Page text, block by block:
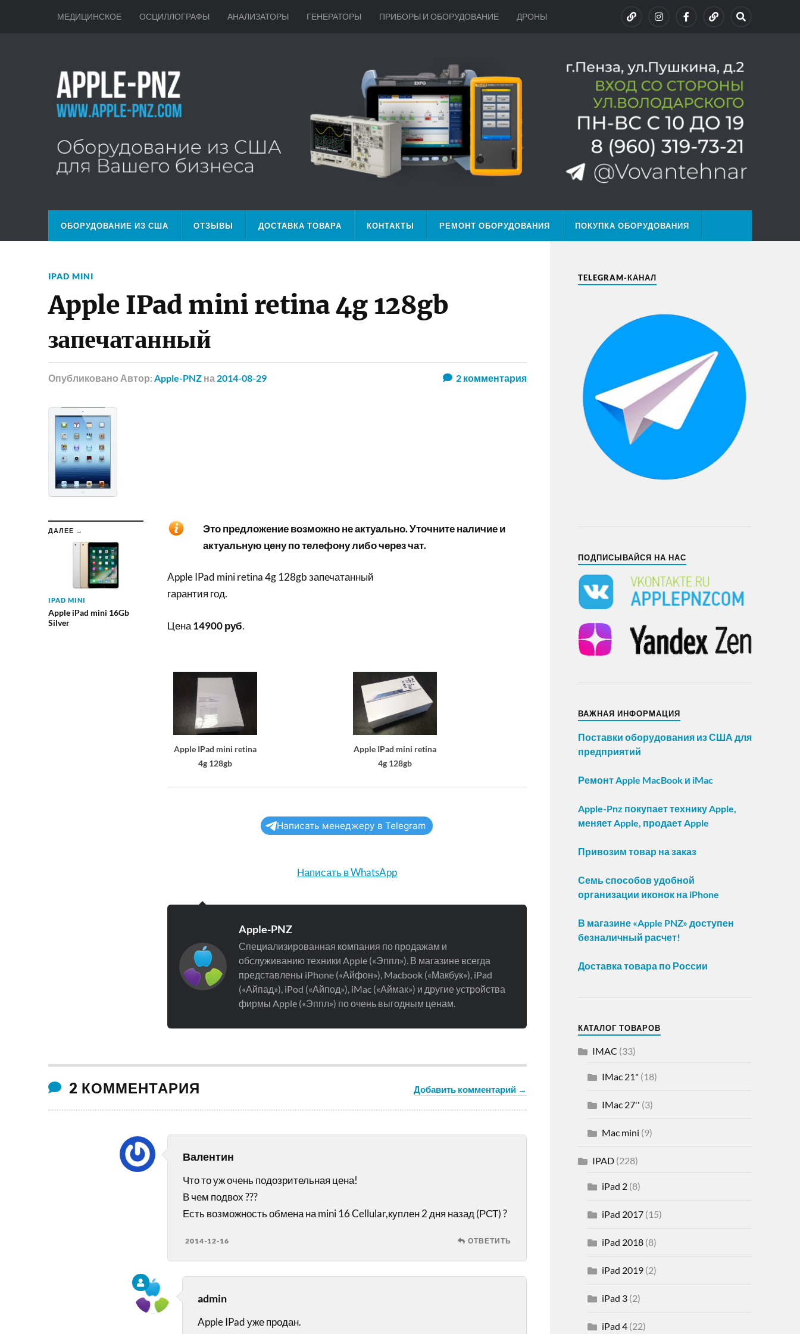
МЕДИЦИНСКОЕ ОСЦИЛЛОГРАФЫ АНАЛИЗАТОРЫ ГЕНЕРАТОРЫ ПРИБОРЫ И ОБОРУДОВАНИЕ ДРОНЫ
ОБОРУДОВАНИЕ ИЗ США ОТЗЫВЫ ДОСТАВКА ТОВАРА КОНТАКТЫ РЕМОНТ ОБОРУДОВАНИЯ ПОКУПКА ОБОРУДОВАНИЯ
IPAD MINI
Apple IPad mini retina 4g 128gb
запечатанный
Опубликовано Автор: Apple-PNZ на 2014-08-29 2комментария
ДАЛЕЕ →
IPAD MINI
Apple iPad mini 16Gb
Silver
Это предложение возможно не актуально. Уточните наличие и
актуальную цену по телефону либо через чат.
Apple IPad mini retina 4g 128gb запечатанный
гарантия год.
Цена14900 руб.
Apple IPad mini retina
4g 128gb
Apple IPad mini retina
4g 128gb
Написать менеджеру в Telegram
Написать в WhatsApp
Apple-PNZ
Специализированная компания по продажам и
обслуживанию техники Apple («Эппл»). В магазине всегда
представлены iPhone («Айфон»), Macbook («Макбук»), iPad
(«Айпад»), iPod («Айпод»), iMac («Аймак») и другие устройства
фирмы Apple («Эппл») по очень выгодным ценам.
2 КОММЕНТАРИЯ Добавить комментарий →
Валентин
Что то уж очень подозрительная цена!
В чем подвох ???
Есть возможность обмена на mini 16 Cellular,куплен 2 дня назад (РСТ) ?
2014-12-16 ОТВЕТИТЬ
admin
Apple IPad уже продан.
TELEGRAM-КАНАЛ
ПОДПИСЫВАЙСЯ НА НАС
ВАЖНАЯ ИНФОРМАЦИЯ
Поставки оборудования из США для
предприятий
Ремонт Apple MacBook и iMac
Apple-Pnz покупает технику Apple,
меняет Apple, продает Apple
Привозим товар на заказ
Семь способов удобной
организации иконок на iPhone
В магазине «Apple PNZ» доступен
безналичный расчет!
Доставка товара по России
КАТАЛОГ ТОВАРОВ
IMAC (33)
IMac 21"(18)
IMac 27'' (3)
Mac mini (9)
IPAD(228)
iPad 2(8)
iPad 2017(15)
iPad 2018(8)
iPad 2019(2)
iPad 3(2)
iPad 4(22)